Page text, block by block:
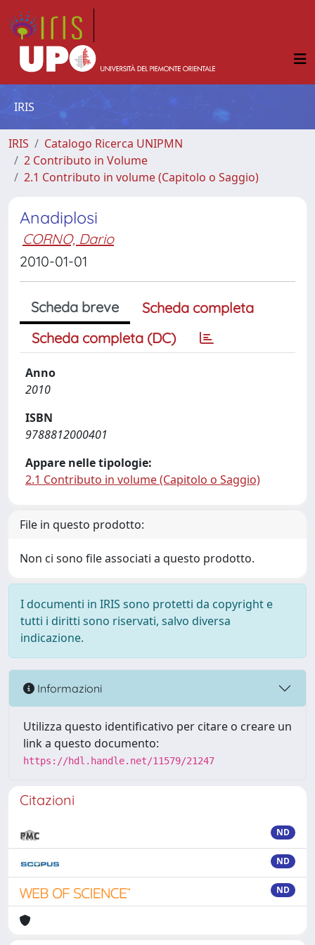
IRIS
IRIS
Catalogo Ricerca UNIPMN
2 Contributo in Volume
2.1 Contributo in volume (Capitolo o Saggio)
Anadiplosi
CORNO, Dario
2010-01-01
Scheda breve
Scheda completa
Scheda completa (DC)
Anno
2010
ISBN
9788812000401
Appare nelle tipologie:
2.1 Contributo in volume (Capitolo o Saggio)
File in questo prodotto:
Non ci sono file associati a questo prodotto.
I documenti in IRIS sono protetti da copyright e
tutti i diritti sono riservati, salvo diversa
indicazione.
Informazioni
Utilizza questo identificativo per citare o creare un
link a questo documento:
https://hdl.handle.net/11579/21247
Citazioni
ND
ND
ND